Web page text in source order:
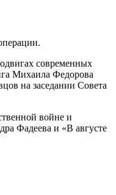
современных
Михаила Федорова
на заседании Совета
войне и
Фадеева и «В августе